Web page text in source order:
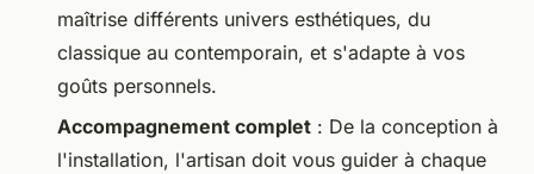
maîtrise différents univers esthétiques, du
classique au contemporain, et s'adapte à vos
goûts personnels.
Accompagnement complet : De la conception à
l'installation, l'artisan doit vous guider à chaque